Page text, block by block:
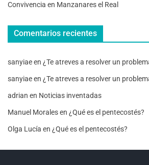
Convivencia en Manzanares el Real
Comentarios recientes
sanyiaeen ¿Te atreves a resolver un
sanyiaeen ¿Te atreves a resolver un
adrian en Noticias inventadas
Manuel Moralesen ¿Qué es el pentecostés?
Olga Lucía en ¿Qué es el pentecostés?